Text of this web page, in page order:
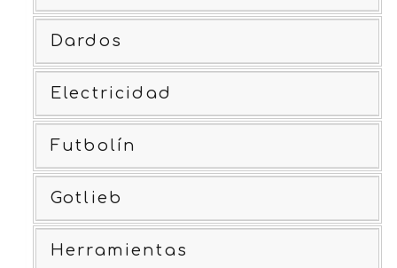
Dardos
Electricidad
Futbolín
Gotlieb
Herramientas